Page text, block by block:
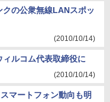
クの公衆無線LANスポッ
(2010/10/14)
ルコム代表取締役に
(2010/10/14)
マートフォン動向も明